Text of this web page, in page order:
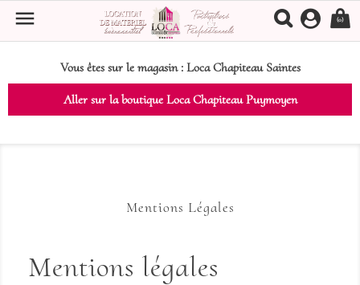
Vous êtes sur le magasin :Loca Chapiteau Saintes
Aller sur la boutique Loca Chapiteau Puymoyen
 (0)
Mentions Légales
Mentions légales